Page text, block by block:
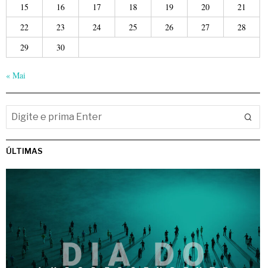
15
16 17 18 19 20
21
22
23 24 25 26 27
28
29
30
« Mai
ÚLTIMAS